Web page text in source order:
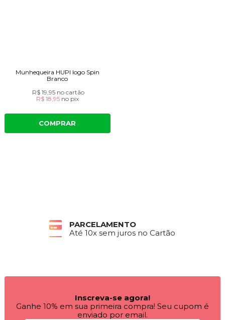
Munhequeira HUPI logo Spin
Branco
R$ 19,95 no cartão
R$ 18,95 no pix
COMPRAR
PARCELAMENTO
Até 10x sem juros no Cartão
Inscreva-se agora!
Ganhe 10% em sua primeira compra! Seu cupom é
enviado por email.